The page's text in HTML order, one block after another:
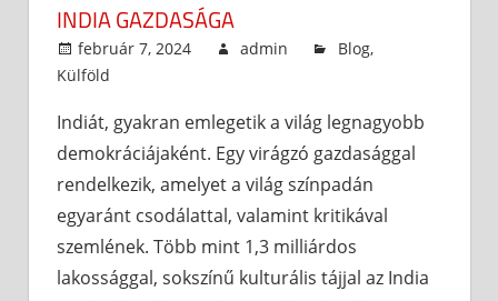
INDIA GAZDASÁGA
február 7, 2024 admin Blog,
Külföld
Indiát, gyakran emlegetik a világ legnagyobb
demokráciájaként. Egy virágzó gazdasággal
rendelkezik, amelyet a világ színpadán
egyaránt csodálattal, valamint kritikával
szemlének. Több mint 1,3 milliárdos
lakossággal, sokszínű kulturális tájjal az India